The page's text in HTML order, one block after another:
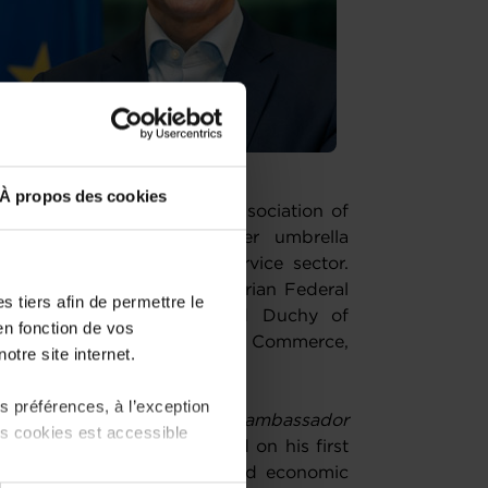
À propos des cookies
tiers afin de permettre le
fonction de vos
site internet.
préférences, à l’exception
cookies est accessible
of Eurochambres, the association of
Industry. The chamber umbrella
Europe’s industry and service sector.
President of the Austrian Federal
minister of the Grand Duchy of
Luxembourg Chamber of Commerce,
in Brussels and an ambassador
, Frieden said on his first
- both at political and economic